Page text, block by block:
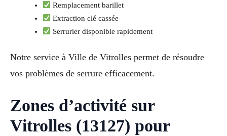
Remplacement barillet
Extraction clé cassée
Serrurier disponible rapidement
Notre service à Ville de Vitrolles permet de résoudre
vos problèmes de serrure efficacement.
Zones d’activité sur
Vitrolles (13127) pour